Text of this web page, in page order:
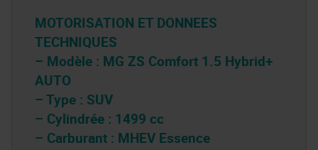
MOTORISATION ET DONNEES
TECHNIQUES
– Modèle : MG ZS Comfort 1.5 Hybrid+
AUTO
– Type : SUV
– Cylindrée : 1499 cc
– Carburant : MHEV Essence